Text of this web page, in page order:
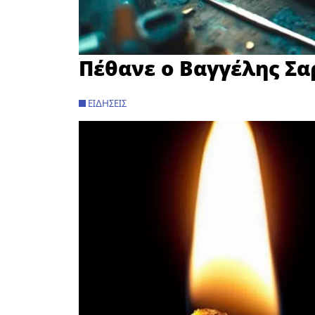
Πέθανε ο Βαγγέλης
ΕΙΔΉΣΕΙΣ